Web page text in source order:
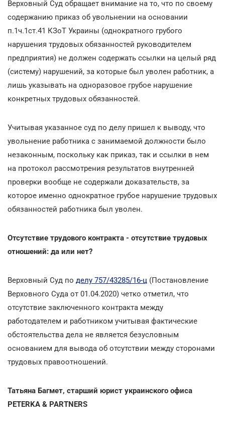
Верховный Суд обращает внимание на то, что по своему
содержанию приказ об увольнении на основании
п.1ч.1ст.41 КЗоТ Украины (однократного грубого
нарушения трудовых обязанностей руководителем
предприятия) не должен содержать ссылки на целый ряд
(систему) нарушений, за которые был уволен работник, а
лишь указывать на одноразовое грубое нарушение
конкретных трудовых обязанностей.
Учитывая указанное суд по делу пришел к выводу, что
увольнение работника с занимаемой должности было
незаконным, поскольку как приказ, так и ссылки в нем
на протокол рассмотрения результатов внутренней
проверки вообще не содержали доказательств, за
которое именно однократное грубое нарушение трудовых
обязанностей работника был уволен.
Отсутствие трудового контракта - отсутствие трудовых
отношений: да или нет?
Верховный Суд по делу 757/43285/16-ц (Постановление
Верховного Суда от 01.04.2020) четко отметил, что
отсутствие заключенного контракта между
работодателем и работником учитывая фактические
обстоятельства дела не является безусловным
основанием для вывода об отсутствии между сторонами
трудовых правоотношений.
Татьяна Багмет, старший юрист украинского офиса
PETERKA & PARTNERS